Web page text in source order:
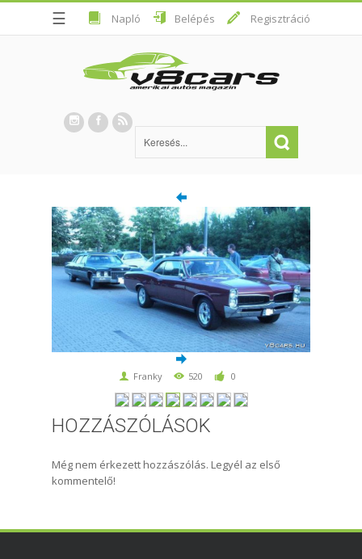
☰ Napló Belépés Regisztráció
Franky 520 0
HOZZÁSZÓLÁSOK
Még nem érkezett hozzászólás. Legyél az első
kommentelő!